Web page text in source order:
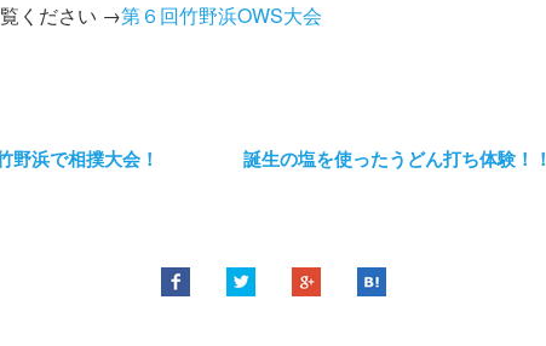
ください →第６回竹野浜OWS大会
野浜で相撲大会！ 誕生の塩を使ったうどん打ち体験！！